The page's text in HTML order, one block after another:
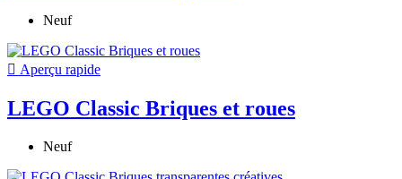
Neuf
 Aperçu rapide
LEGO Classic Briques et roues
Neuf